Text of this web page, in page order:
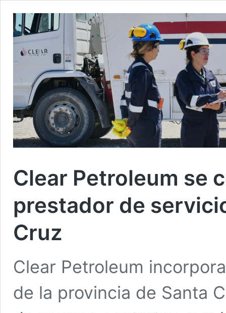
Clear Petroleum se
prestador de
Cruz
Clear Petroleum
de la provincia de Santa